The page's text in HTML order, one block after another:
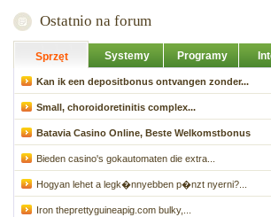
Ostatnio na forum
Sprzęt Systemy Programy
Kan ik een depositbonus ontvangen zonder...
Small, choroidoretinitis complex...
Batavia Casino Online, Beste Welkomstbonus
Bieden casino's gokautomaten die extra...
Hogyan lehet a legk�nnyebben p�nzt nyerni?...
Iron theprettyguineapig.com bulky,...